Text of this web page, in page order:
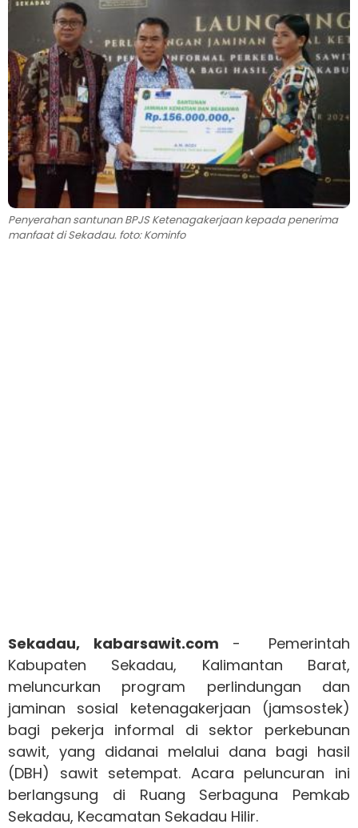
Penyerahan santunan BPJS Ketenagakerjaan kepada penerima
manfaat di Sekadau. foto: Kominfo
Sekadau, kabarsawit.com - Pemerintah
Kabupaten Sekadau, Kalimantan Barat,
meluncurkan program perlindungan dan
jaminan sosial ketenagakerjaan (jamsostek)
bagi pekerja informal di sektor perkebunan
sawit, yang didanai melalui dana bagi hasil
(DBH) sawit setempat. Acara peluncuran ini
berlangsung di Ruang Serbaguna Pemkab
Sekadau, Kecamatan Sekadau Hilir.